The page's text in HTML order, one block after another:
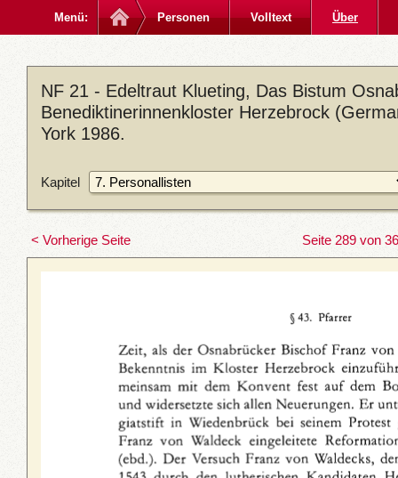
Menü: Personen Volltext Über
NF 21 - Edeltraut Klueting, Das Bistum
Benediktinerinnenkloster Herzebrock
York 1986.
Kapitel
< Vorherige Seite Seite 289 von